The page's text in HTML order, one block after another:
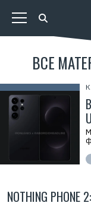
ВСЕ
NOTHING